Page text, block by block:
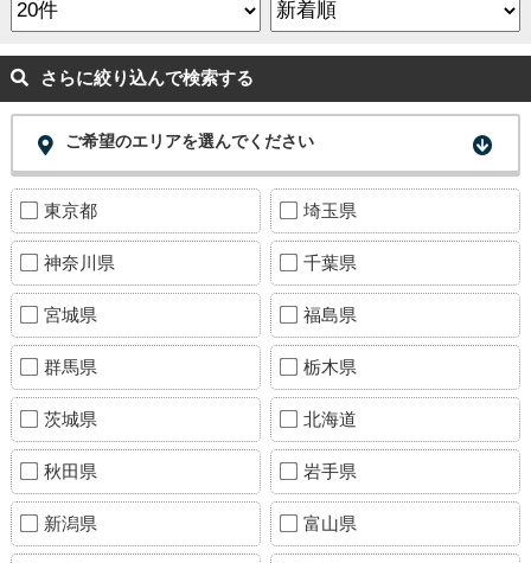
さらに絞り込んで検索する
ご希望のエリアを選んでください
東京都 埼玉県
神奈川県 千葉県
宮城県 福島県
群馬県 栃木県
茨城県 北海道
秋田県 岩手県
新潟県 富山県